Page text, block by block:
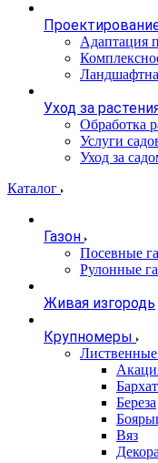
Адаптация
Уход за
Обработка
Услуги
Уход за
Каталог
Газон
Посевные
Рулонные
Живая изгородь
Крупномеры
Лиственные
Бархат
Береза
Вяз